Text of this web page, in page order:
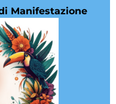
Manifestazione